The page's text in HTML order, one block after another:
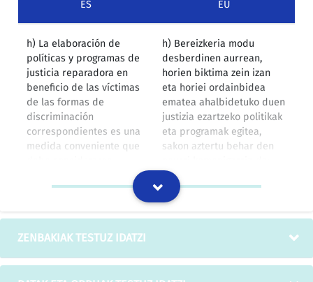
ES EU
h) La elaboración de
políticas y programas de
justicia reparadora en
beneficio de las víctimas
de las formas de
discriminación
correspondientes es una
medida conveniente que
h) Bereizkeria modu
desberdinen aurrean,
horien biktima zein izan
eta horiei ordainbidea
ematea ahalbidetuko duen
justizia ezartzeko politikak
eta programak egitea,
sakon aztertu behar den
Giza eskubideei buruzko nazioarteko agirien
itzulpenetan oinarritutako itzulpen-memoria
derechos y las sanciones
administrazio-legeek ezarri
ZENBAKIAK TESTUZ IDATZI